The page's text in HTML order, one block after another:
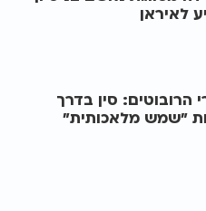
לאיראן
הרובוטים: סין בדרך
"שמש מלאכותית"